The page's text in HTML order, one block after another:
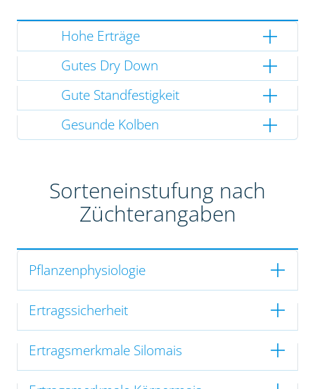
Hohe Erträge
Gutes Dry Down
Gute Standfestigkeit
Gesunde Kolben
Sorteneinstufung nach
Züchterangaben
Pflanzenphysiologie
Ertragssicherheit
Ertragsmerkmale Silomais